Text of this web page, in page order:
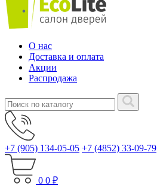
О нас
Доставка и оплата
Акции
Распродажа
+7 (905) 134-05-05 +7 (4852) 33-09-79
0 0 ₽